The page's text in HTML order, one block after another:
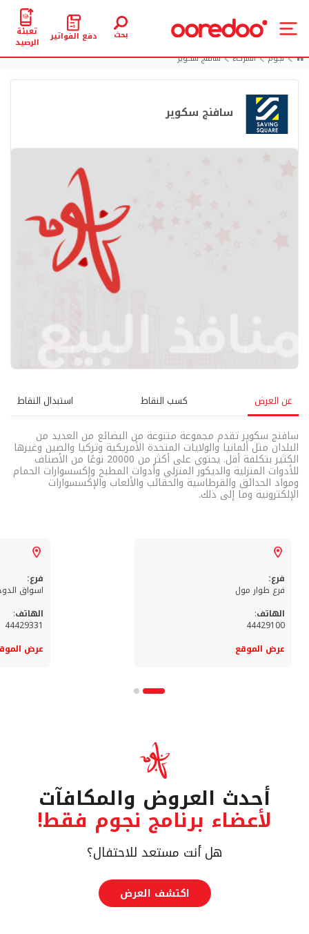
بحث دفع الفواتير تعبئة
الرصيد
نجوم
الشركاء سافنج سكوير
سافنج سكوير
عن العرض كسب النقاط استبدال النقاط
سافنج سكوير تقدم مجموعة متنوعة من البضائع من العديد من
البلدان مثل ألمانيا والولايات المتحدة الأمريكية وتركيا والصين وغيرها
الكثير بتكلفة أقل. يحتوي على أكثر من 20000 نوعًا من الأصناف
للأدوات المنزلية والديكور المنزلي وأدوات المطبخ وإكسسوارات الحمام
ومواد الحدائق والقرطاسية والحقائب والألعاب والإكسسوارات
الإلكترونية وما إلى ذلك.
فرع:
فرع طوار مول
الهاتف:
44429100
عرض الموقع
فرع:
اسواق
الهاتف:
44429331
عرض
أحدث العروض والمكافآت
لأعضاء برنامج نجوم فقط!
هل أنت مستعد للاحتفال؟
اكتشف العرض